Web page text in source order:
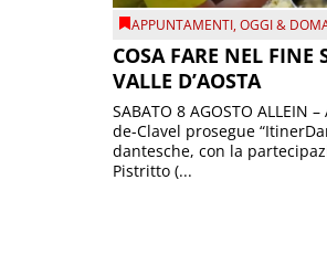
APPUNTAMENTI,OGGI &
COSA FARE NEL FINE
VALLE D’AOSTA
SABATO 8 AGOSTO ALLEIN
de-Clavel prosegue
dantesche, con la
Pistritto (...